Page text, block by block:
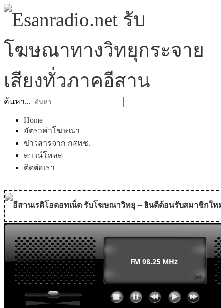
ค้นหา...
Home
อัตราค่าโฆษณา
ข่าวสารจาก กสทช.
ดาวน์โหลด
ติดต่อเรา
อีสานเรดิโอดอทเน็ต รับโฆษณาวิทยุ -- ยินดีต้อนรับสมาชิกใหม่
MODULE SBAHJAOUI YOUTUBE
MODULE SBAHJAOUI MEMORY GAME
MODULE SBAHJAOUI ACCORDION MENU